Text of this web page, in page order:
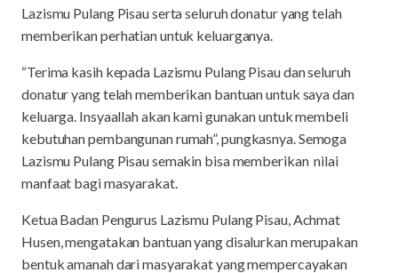
Lazismu Pulang Pisau serta seluruh donatur yang telah
memberikan perhatian untuk keluarganya.
“Terima kasih kepada Lazismu Pulang Pisau dan seluruh
donatur yang telah memberikan bantuan untuk saya dan
keluarga. Insyaallah akan kami gunakan untuk membeli
kebutuhan pembangunan rumah”, pungkasnya. Semoga
Lazismu Pulang Pisau semakin bisa memberikan nilai
manfaat bagi masyarakat.
Ketua Badan Pengurus Lazismu Pulang Pisau, Achmat
Husen, mengatakan bantuan yang disalurkan merupakan
bentuk amanah dari masyarakat yang mempercayakan